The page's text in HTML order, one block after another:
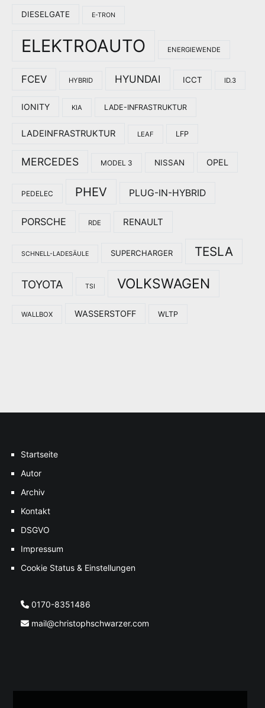
DIESELGATE E-TRON
ELEKTROAUTO ENERGIEWENDE
FCEV HYBRID HYUNDAI ICCT ID.3
IONITY KIA LADE-INFRASTRUKTUR
LADEINFRASTRUKTUR LEAF LFP
MERCEDES MODEL 3 NISSAN OPEL
PEDELEC PHEV PLUG-IN-HYBRID
PORSCHE RDE RENAULT
SCHNELL-LADESÄULE SUPERCHARGER TESLA
TOYOTA TSI VOLKSWAGEN
WALLBOX WASSERSTOFF WLTP
Startseite
Autor
Archiv
Kontakt
DSGVO
Impressum
Cookie Status & Einstellungen
0170-8351486
mail@christophschwarzer.com